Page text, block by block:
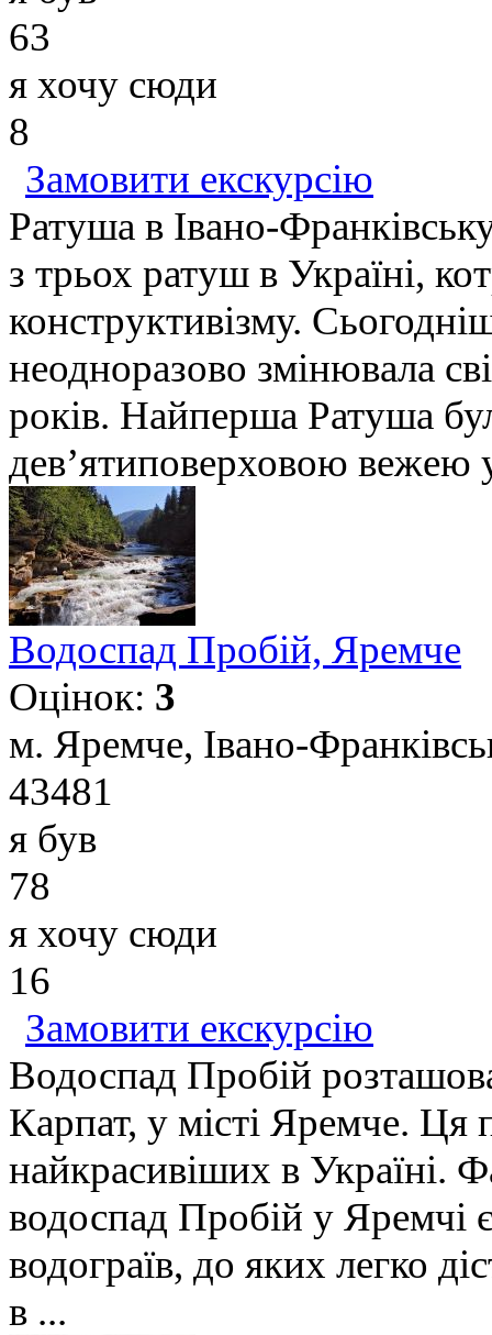
63
я хочу сюди
8
Замовити екскурсію
Ратуша в Івано-
з трьох ратуш в Україні,
конструктивізму.
неодноразово змінювала
років. Найперша Ратуша
дев’ятиповерховою вежею
Водоспад Пробій, Яремче
Оцінок: 3
м. Яремче, Івано-
43481
я був
78
я хочу сюди
16
Замовити екскурсію
Водоспад Пробій
Карпат, у місті Яремче. Ця
найкрасивіших в Україні.
водоспад Пробій у Яремчі
водограїв, до яких легко
в ...